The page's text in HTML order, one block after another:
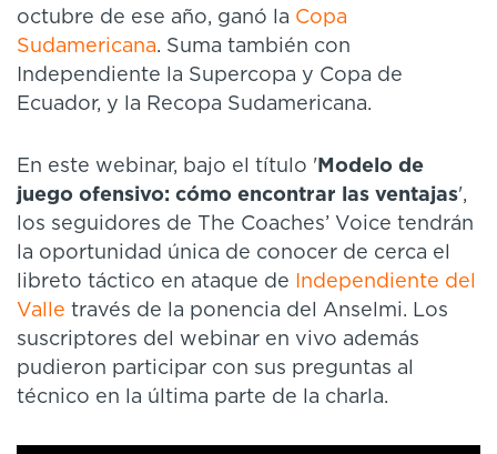
octubre de ese año, ganó la Copa
Sudamericana. Suma también con
Independiente la Supercopa y Copa de
Ecuador, y la Recopa Sudamericana.
En este webinar, bajo el título ' Modelo de
juego ofensivo: cómo encontrar las ventajas',
los seguidores de The Coaches’ Voice tendrán
la oportunidad única de conocer de cerca el
libreto táctico en ataque de
Independiente del
Valle través de la ponencia del Anselmi. Los
suscriptores del webinar en vivo además
pudieron participar con sus preguntas al
técnico en la última parte de la charla.